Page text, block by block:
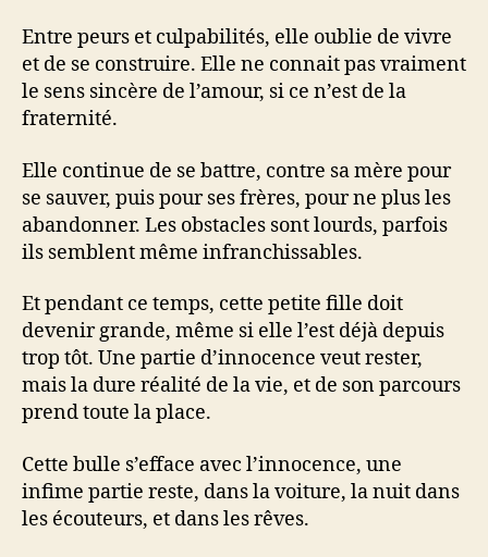
Entre peurs et culpabilités, elle oublie de vivre
et de se construire. Elle ne connait pas vraiment
le sens sincère de l’amour, si ce n’est de la
fraternité.
Elle continue de se battre, contre sa mère pour
se sauver, puis pour ses frères, pour ne plus les
abandonner. Les obstacles sont lourds, parfois
ils semblent même infranchissables.
Et pendant ce temps, cette petite fille doit
devenir grande, même si elle l’est déjà depuis
trop tôt. Une partie d’innocence veut rester,
mais la dure réalité de la vie, et de son parcours
prend toute la place.
Cette bulle s’efface avec l’innocence, une
infime partie reste, dans la voiture, la nuit dans
les écouteurs, et dans les rêves.